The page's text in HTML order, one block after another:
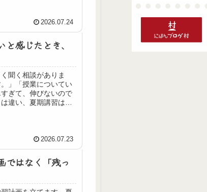
2026.07.24
感じたとき、
聞く相談がありま
」「授業についてい
ぎて、伸びないので
違い、夏期講習は学
2026.07.23
ではなく「残っ